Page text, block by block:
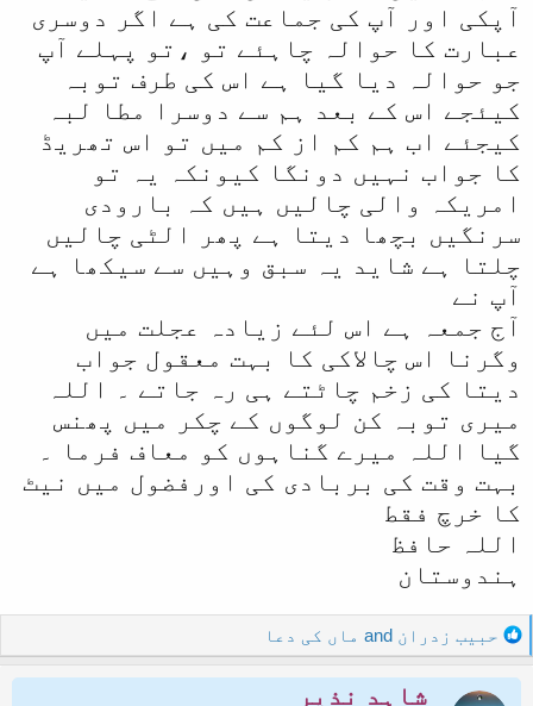
ا
ہم نے اس اسکین کا مطالبہ صرف اس
لئے کیا تھا تاکہ ہم جان لیں کہ
علمائے دیوبند جو کہتے ہیں کہ اہل
حدیثوں کے اکابر صدیق حسن خان بھی
اپنے فرقے کے لوگوں سے بے زار تھے
اور انکی مذمت کرتے تھے جس کے ثبوت
میں پھر دیوبندی مذکورہ عبارت پیش
کرتے ہیں۔ ہمیں اصل میں اس بات کا
ثبوت چاہیے کہ واقعی صدیق حسن خان
اس عبارت سے اپنی ہی جماعت یعنی
اہل حدیث جماعت مراد لیتے ہیں۔
ہماری عرض سمجھ گئے ہونگے
آپکی اور آپ کی جماعت کی ہے اگر دوسری
عبارت کا حوالہ چاہئے تو ،تو پہلے آپ
جو حوالہ دیا گیا ہے اس کی طرف توبہ
کیئجے اس کے بعد ہم سے دوسرا مطا لبہ
کیجئے اب ہم کم از کم میں تو اس تھریڈ
کا جواب نہیں دونگا کیونکہ یہ تو
امریکہ والی چالیں ہیں کہ بارودی
سرنگیں بچھا دیتا ہے پھر الٹی چالیں
چلتا ہے شاید یہ سبق وہیں سے سیکھا ہے
آپ نے
آج جمعہ ہے اس لئے زیادہ عجلت میں
وگرنا اس چالاکی کا بہت معقول جواب
دیتا کی زخم چاٹتے ہی رہ جاتے ۔ اللہ
میری توبہ کن لوگوں کے چکر میں پھنس
گیا اللہ میرے گناہوں کو معاف فرما ۔
بہت وقت کی بربادی کی اورفضول میں نیٹ
کا خرچ فقط
اللہ حافظ
ہندوستان
R
e
a
حبیب زدران ماں کی دعا
شاہد نذیر